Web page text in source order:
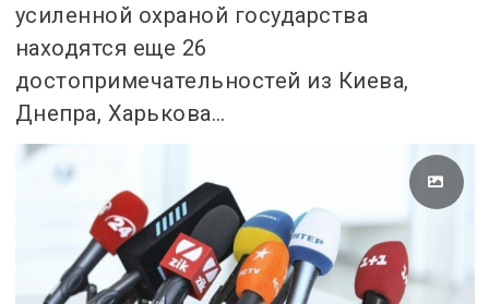
усиленной охраной государства
находятся еще 26
достопримечательностей из Киева,
Днепра, Харькова…